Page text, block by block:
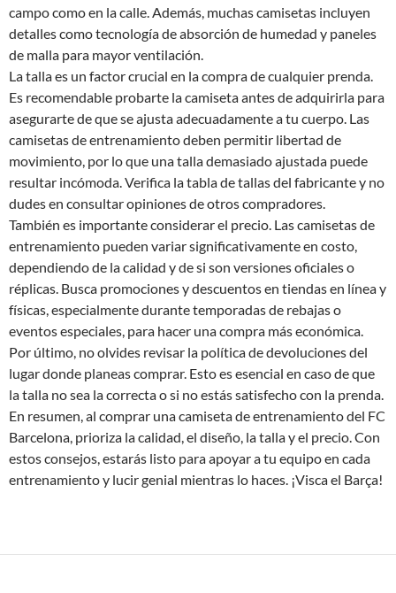
campo como en la calle. Además, muchas camisetas incluyen
detalles como tecnología de absorción de humedad y paneles
de malla para mayor ventilación.
La talla es un factor crucial en la compra de cualquier prenda.
Es recomendable probarte la camiseta antes de adquirirla para
asegurarte de que se ajusta adecuadamente a tu cuerpo. Las
camisetas de entrenamiento deben permitir libertad de
movimiento, por lo que una talla demasiado ajustada puede
resultar incómoda. Verifica la tabla de tallas del fabricante y no
dudes en consultar opiniones de otros compradores.
También es importante considerar el precio. Las camisetas de
entrenamiento pueden variar significativamente en costo,
dependiendo de la calidad y de si son versiones oficiales o
réplicas. Busca promociones y descuentos en tiendas en línea y
físicas, especialmente durante temporadas de rebajas o
eventos especiales, para hacer una compra más económica.
Por último, no olvides revisar la política de devoluciones del
lugar donde planeas comprar. Esto es esencial en caso de que
la talla no sea la correcta o si no estás satisfecho con la prenda.
En resumen, al comprar una camiseta de entrenamiento del FC
Barcelona, prioriza la calidad, el diseño, la talla y el precio. Con
estos consejos, estarás listo para apoyar a tu equipo en cada
entrenamiento y lucir genial mientras lo haces. ¡Visca el Barça!